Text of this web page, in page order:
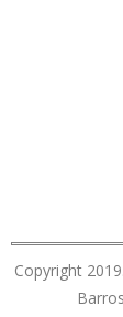
Copyright